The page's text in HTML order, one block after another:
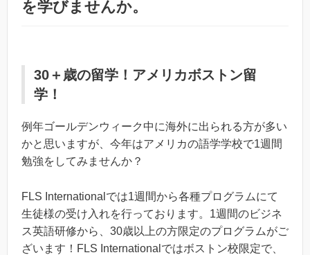
を学びませんか。
30＋歳の留学！アメリカボストン留
学！
例年ゴールデンウィーク中に海外に出られる方が多い
かと思いますが、今年はアメリカの語学学校で1週間
勉強をしてみませんか？
FLS Internationalでは1週間から各種プログラムにて
生徒様の受け入れを行っております。1週間のビジネ
ス英語研修から、30歳以上の方限定のプログラムがご
ざいます！FLS Internationalではボストン校限定で、